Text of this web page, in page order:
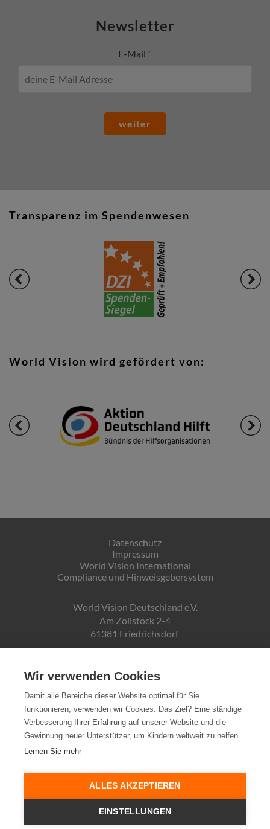
Newsletter
E-Mail
weiter
Transparenz im Spendenwesen
World Vision wird gefördert von:
Datenschutz
Impressum
World Vision International
Compliance und Hinweisgebersystem
World Vision Deutschland e.V.
Am Zollstock 2-4
61381 Friedrichsdorf
DE19ZZZ00000150171
Spendenkonto:
Pax-Bank für Kirche und Caritas eG
IBAN DE72370601934010500007
Wir verwenden Cookies
Damit alle Bereiche dieser Website optimal für Sie
funktionieren, verwenden wir Cookies. Das Ziel? Eine ständige
Verbesserung Ihrer Erfahrung auf unserer Website und die
Gewinnung neuer Unterstützer, um Kindern weltweit zu helfen.
Lernen Sie mehr
ALLES AKZEPTIEREN
EINSTELLUNGEN